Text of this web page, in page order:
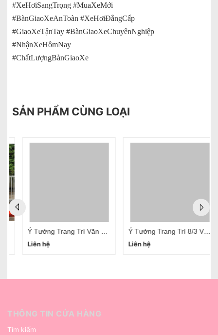
#XeHơiSangTrọng #MuaXeMới
#BànGiaoXeAnToàn #XeHơiĐẳngCấp
#GiaoXeTậnTay #BànGiaoXeChuyênNghiệp
#NhậnXeHômNay
#ChấtLượngBànGiaoXe
SẢN PHẨM CÙNG LOẠI
Ý Tưởng Trang Trí Văn Phòng 20/10 Đơn Giản
Liên hệ
Ý Tưởng Trang Trí 8/3 Văn Phòng
Liên hệ
THÔNG TIN CỬA HÀNG
Tìm kiếm